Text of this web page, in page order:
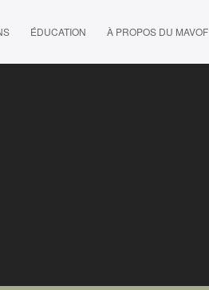
ÉDUCATION À PROPOS DU MAVOF